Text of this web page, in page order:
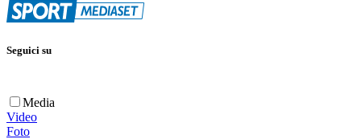
Seguici su
Media
Video
Foto